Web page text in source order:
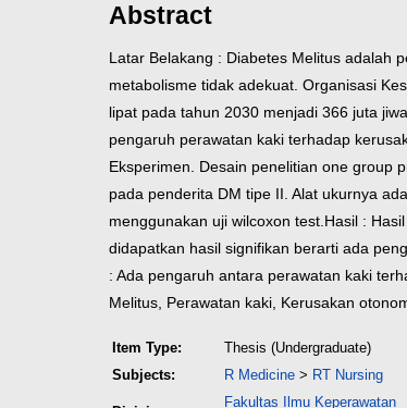
Abstract
Latar Belakang : Diabetes Melitus adalah
metabolisme tidak adekuat. Organisasi
lipat pada tahun 2030 menjadi 366 juta
pengaruh perawatan kaki terhadap
Eksperimen. Desain penelitian one group
pada penderita DM tipe II. Alat ukurnya
menggunakan uji wilcoxon test.Hasil :
didapatkan hasil signifikan berarti ada
: Ada pengaruh antara perawatan kaki
Melitus, Perawatan kaki, Kerusakan
Item Type:
Thesis (Undergraduate)
Subjects:
R Medicine > RT Nursing
Fakultas Ilmu Keperawatan